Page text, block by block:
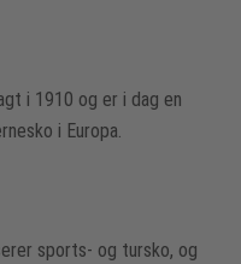
i 1910 og er i dag en
i Europa.
sports- og tursko, og